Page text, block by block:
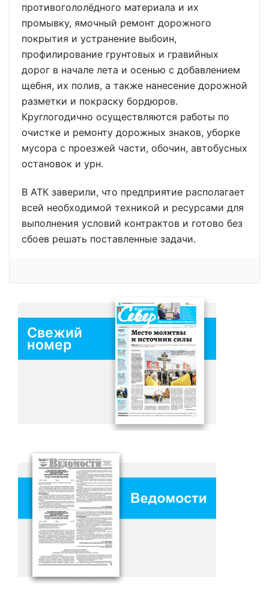
противогололёдного материала и их
промывку, ямочный ремонт дорожного
покрытия и устранение выбоин,
профилирование грунтовых и гравийных
дорог в начале лета и осенью с добавлением
щебня, их полив, а также нанесение дорожной
разметки и покраску бордюров.
Круглогодично осуществляются работы по
очистке и ремонту дорожных знаков, уборке
мусора с проезжей части, обочин, автобусных
остановок и урн.
В АТК заверили, что предприятие располагает
всей необходимой техникой и ресурсами для
выполнения условий контрактов и готово без
сбоев решать поставленные задачи.
Свежий
номер